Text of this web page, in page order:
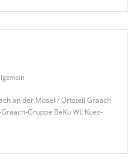
an der Mosel / Ortsteil Graach
Gruppe BeKu WL Kues-